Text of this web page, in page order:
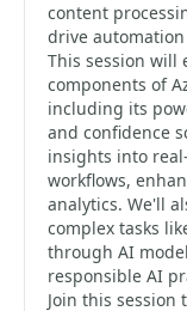
content
drive
This session will
components of
including its
and confidence
insights into
workflows,
analytics. We'll
complex tasks
through AI
responsible AI
Join this session